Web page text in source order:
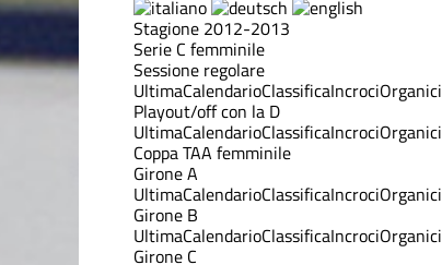
Stagione 2012-2013
Serie C femminile
Sessione regolare
UltimaCalendarioClassificaIncrociOrganici
Playout/off con la D
UltimaCalendarioClassificaIncrociOrganici
Coppa TAA femminile
Girone A
UltimaCalendarioClassificaIncrociOrganici
Girone B
UltimaCalendarioClassificaIncrociOrganici
Girone C